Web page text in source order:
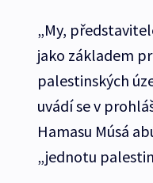
„My,
jako základem
palestinských
uvádí se v
Hamasu Músá
„jednotu